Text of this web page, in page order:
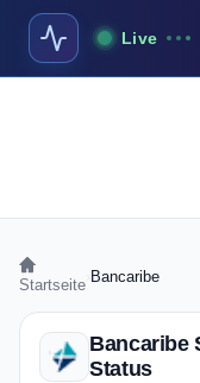
Live
Startseite Bancaribe
Bancaribe
Status